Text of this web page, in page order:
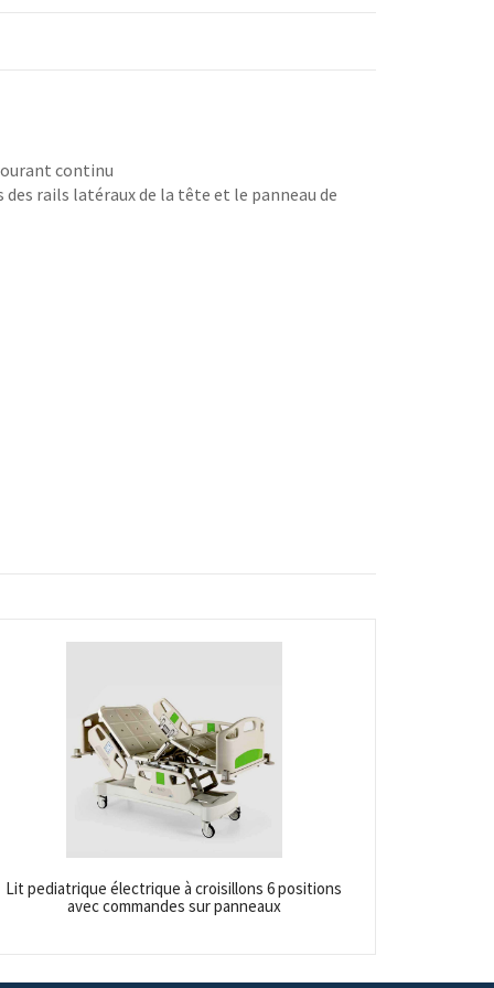
continu
rails latéraux de la tête et le panneau de
Lit pediatrique électrique à croisillons 6 positions
avec commandes sur panneaux